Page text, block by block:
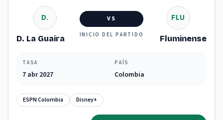
D.
D. La Guaira
VS
INICIO DEL PARTIDO
FLU
Fluminense
TASA
7 abr 2027
PAÍS
Colombia
ESPN Colombia Disney+